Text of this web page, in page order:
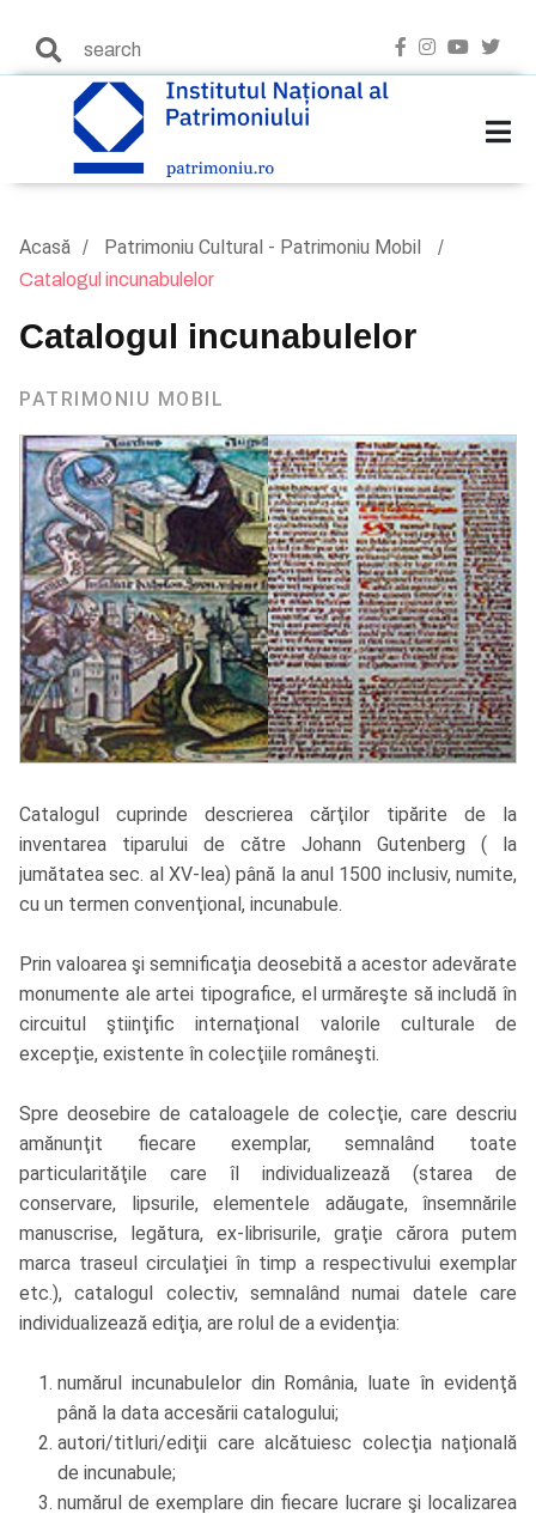
Acasă Patrimoniu Cultural - Patrimoniu Mobil
Catalogul incunabulelor
Catalogul incunabulelor
PATRIMONIU MOBIL
Catalogul cuprinde descrierea cărţilor tipărite de la
inventarea tiparului de către Johann Gutenberg ( la
jumătatea sec. al XV-lea) până la anul 1500 inclusiv, numite,
cu un termen convenţional, incunabule.
Prin valoarea şi semnificaţia deosebită a acestor adevărate
monumente ale artei tipografice, el urmăreşte să includă în
circuitul ştiinţific internaţional valorile culturale de
excepţie, existente în colecţiile româneşti.
Spre deosebire de cataloagele de colecţie, care descriu
amănunţit fiecare exemplar, semnalând toate
particularităţile care îl individualizează (starea de
conservare, lipsurile, elementele adăugate, însemnările
manuscrise, legătura, ex-librisurile, graţie cărora putem
marca traseul circulaţiei în timp a respectivului exemplar
etc.), catalogul colectiv, semnalând numai datele care
individualizează ediţia, are rolul de a evidenţia:
numărul incunabulelor din România, luate în evidenţă
până la data accesării catalogului;
autori/titluri/ediţii care alcătuiesc colecţia naţională
de incunabule;
numărul de exemplare din fiecare lucrare şi localizarea